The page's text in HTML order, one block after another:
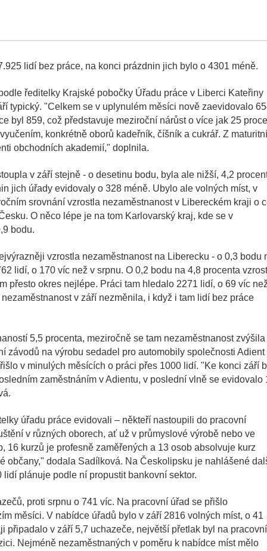
lidí bez práce, na konci prázdnin jich bylo o 4301 méně.
ředitelky Krajské pobočky Úřadu práce v Liberci Kateřiny
typický. "Celkem se v uplynulém měsíci nově zaevidovalo
byl 859, což představuje meziroční nárůst o více jak 25
konkrétně oborů kadeřník, číšník a cukrář. Z
obchodních akademií," doplnila.
v září stejně - o desetinu bodu, byla ale nižší, 4,2
jich úřady evidovaly o 328 méně. Ubylo ale volných míst, v
srovnání vzrostla nezaměstnanost v Libereckém kraji o
O něco lépe je na tom Karlovarský kraj, kde se v
bodu.
vzrostla nezaměstnanost na Liberecku - o 0,3 bodu
lidí, o 170 víc než v srpnu. O 0,2 bodu na 4,8 procenta
přesto okres nejlépe. Práci tam hledalo 2271 lidí, o 69 víc
v září nezměnila, i když i tam lidí bez práce
5,5 procenta, meziročně se tam nezaměstnanost zvýšila
závodů na výrobu sedadel pro automobily společnosti Adient
v minulých měsících o práci přes 1000 lidí. "Ke konci září
zaměstnáním v Adientu, v poslední vlně se evidovalo
úřadu práce evidovali – někteří nastoupili do pracovní
v různých oborech, ať už v průmyslové výrobě nebo ve
16 kurzů je profesně zaměřených a 13 osob absolvuje kurz
občany," dodala Sadílková. Na Českolipsku je nahlášené
plánuje podle ní propustit bankovní sektor.
proti srpnu o 741 víc. Na pracovní úřad se přišlo
měsíci. V nabídce úřadů bylo v září 2816 volných míst, o 41
připadalo v září 5,7 uchazeče, největší přetlak byl na
Nejméně nezaměstnaných v poměru k nabídce míst mělo